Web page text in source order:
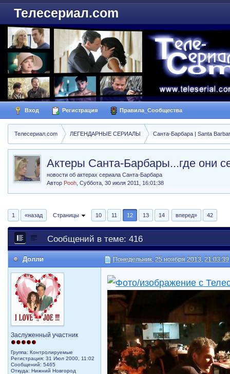
Телесериал.com
Вход Регистрация Правила_Сообщества
Телесериал.com ЛЕГЕНДАРНЫЕ СЕРИАЛЫ Санта-Барбара | Santa
Актеры Санта-Барбары...где они
новости об актерах сериала Санта-Барбара
Автор Pooh ,Суббота, 30 июля 2011, 16:01:38
1 «назад Страницы 10 11 12 13 14 вперед» 42
Сообщений в теме: 416
Долли Понедельник, 25 ноября 2013, 21:03:39
Заслуженный участник
Группа: Контролируемые
Регистрация: 31 Июл 2000, 11:02
Сообщений: 5465
Откуда: Нижний Новгород